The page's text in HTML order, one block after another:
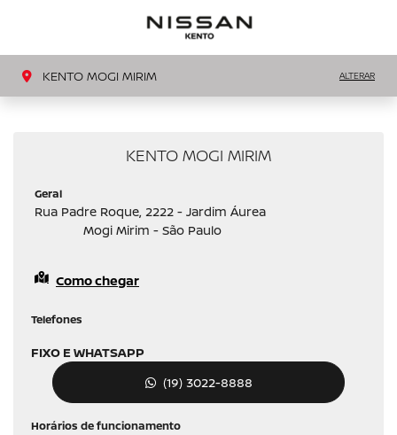
KENTO MOGI MIRIM ALTERAR
KENTO MOGI MIRIM
Geral
Rua Padre Roque, 2222 - Jardim Áurea
Mogi Mirim - São Paulo
Como chegar
Telefones
FIXO E WHATSAPP
(19) 3022-8888
Horários de funcionamento